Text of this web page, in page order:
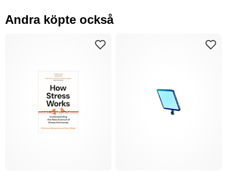
Andra köpte också